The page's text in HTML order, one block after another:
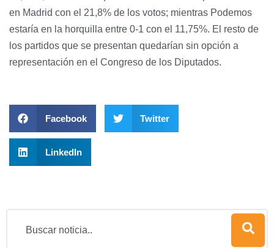
en Madrid con el 21,8% de los votos; mientras Podemos
estaría en la horquilla entre 0-1 con el 11,75%. El resto de
los partidos que se presentan quedarían sin opción a
representación en el Congreso de los Diputados.
Facebook Twitter
LinkedIn